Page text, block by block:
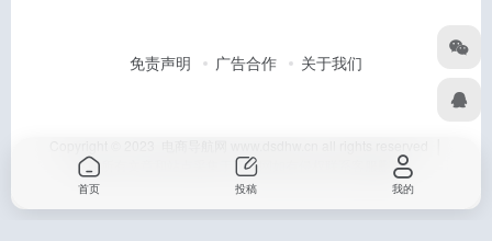
免责声明 广告合作 关于我们
本站所有文章和站点采集于互联网如有侵权联系客服删除
首页 投稿 我的